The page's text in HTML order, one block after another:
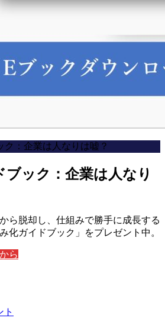
ブック：企業は人なり
ら脱却し、仕組みで勝手に成長する
化ガイドブック」をプレゼント中。
ら
ト